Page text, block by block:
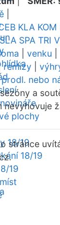
plochy
18/19
18/19
19
KLA KOM
SLA SPA TRI
venku
remízy
prodl. nebo
a
nevyhovuje
stránce